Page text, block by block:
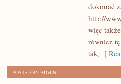
NIESŁYCHANIE
dokonać
http://
więc
również
tak, [
POSTED BY ADMIN